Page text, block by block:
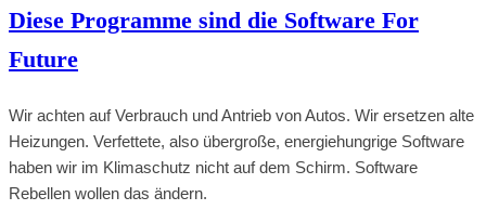
Diese Programme sind die Software For
Future
Wir achten auf Verbrauch und Antrieb von Autos. Wir ersetzen alte
Heizungen. Verfettete, also übergroße, energiehungrige Software
haben wir im Klimaschutz nicht auf dem Schirm. Software
Rebellen wollen das ändern.